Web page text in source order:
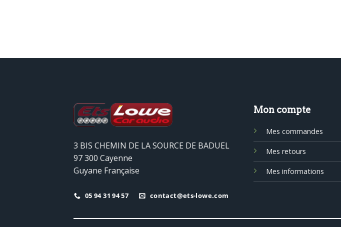
3 BIS CHEMIN DE LA SOURCE DE BADUEL
97 300 Cayenne
Guyane Française
05 94 31 94 57 contact@ets-lowe.com
Mon compte
Mes commandes
Mes retours
Mes informations